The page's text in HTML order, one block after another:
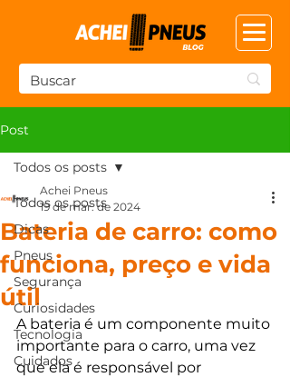
Post
Todos os posts
Dicas
Pneus
Segurança
Curiosidades
Tecnologia
Cuidados
Todos os posts
Bateria de carro: como
funciona, preço e vida
útil
Achei Pneus
19 de mar. de 2024
A bateria é um componente muito
importante para o carro, uma vez
que ela é responsável por